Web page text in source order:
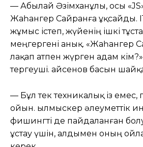
— Абылай Әзімханұлы, осы
Жаһангер Сайранға ұқсайды.
жұмыс істеп, жүйенің ішкі
меңгергені анық. «Жаһангер
лақап атпен жүрген адам
тергеуші. Қайсенов басын
— Бұл тек техникалық із емес,
ойын. Қылмыскер әлеуметтік
фишингті де пайдаланған
ұстау үшін, алдымен оның